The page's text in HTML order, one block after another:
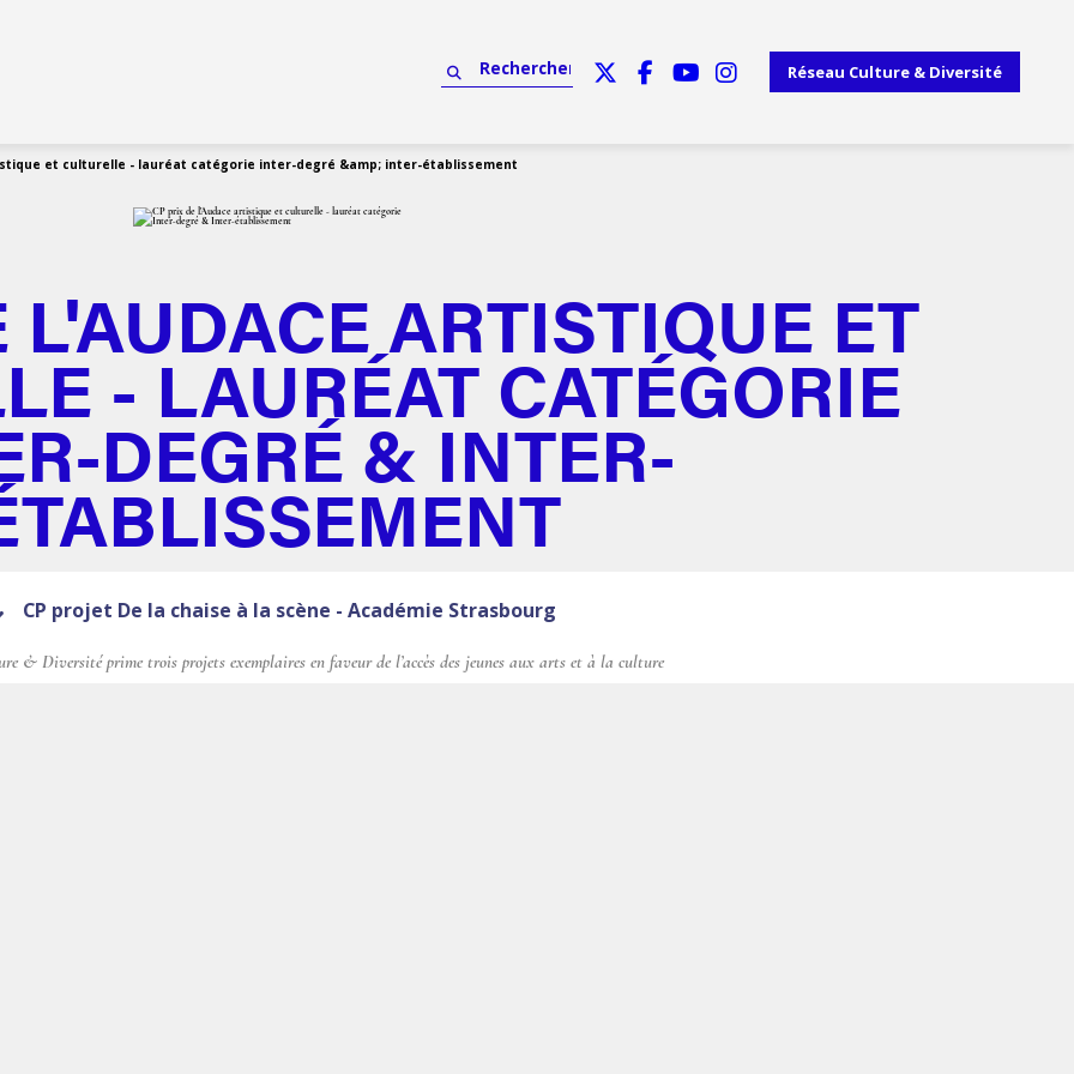
Réseau Culture & Diversité
et culturelle - lauréat catégorie inter-degré &amp; inter-établissement
L'AUDACE ARTISTIQUE ET
- LAURÉAT CATÉGORIE
DEGRÉ & INTER-
CP projet De la chaise à la scène - Académie Strasbourg
& Diversité prime trois projets exemplaires en faveur de l’accès des jeunes aux arts et à la culture